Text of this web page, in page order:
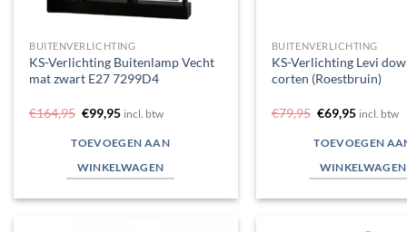
BUITENVERLICHTING
KS-Verlichting Buitenlamp Vecht
mat zwart E27 7299D4
€164,95 Oorspronkelijke
prijs
was:
€164,95.
€99,95Huidige
is:
€99,95.
incl. btw
TOEVOEGEN AAN
WINKELWAGEN
BUITENVERLICHTING
KS-Verlichting Levi
corten (Roestbruin)
€79,95 Oorspronkelijke
prijs
was:
€79,95.
€69,95Huidige
is:
€69,95.
incl. btw
TOEVOEGEN
WINKELWAGEN